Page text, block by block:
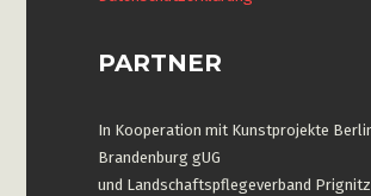
PARTNER
In Kooperation mit Kunstprojekte
Brandenburg gUG
und Landschaftspflegeverband